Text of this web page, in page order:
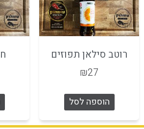
רוטב סילאן תפוזים
₪27
הוספה לסל